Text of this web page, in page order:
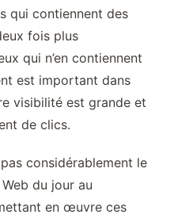
qui contiennent des
fois plus
qui n’en contiennent
est important dans
visibilité est grande et
de clics.
considérablement le
du jour au
en œuvre ces